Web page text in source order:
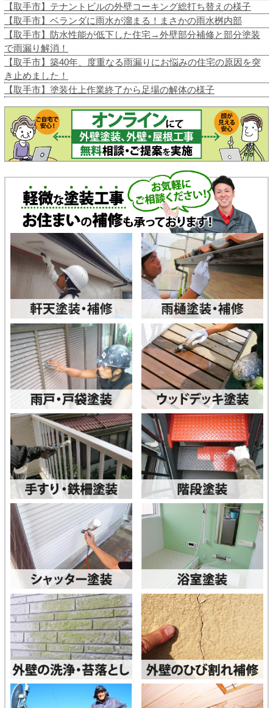
【取手市】テナントビルの外壁コーキング総打ち替えの様子
【取手市】ベランダに雨水が溜まる！まさかの雨水桝内部
【取手市】防水性能が低下した住宅→外壁部分補修と部分塗装
で雨漏り解消！
【取手市】築40年、度重なる雨漏りにお悩みの住宅の原因を突
き止めました！
【取手市】塗装仕上作業終了から足場の解体の様子